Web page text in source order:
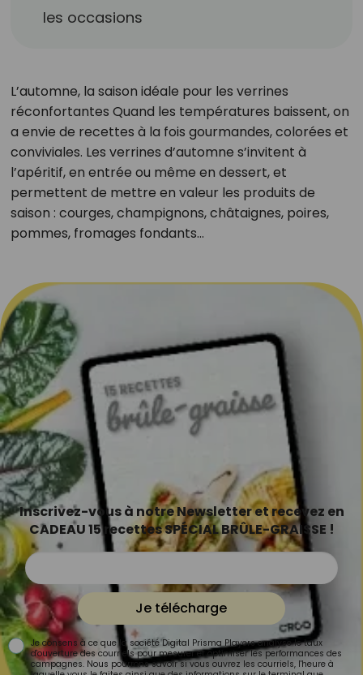
les occasions
L’automne, la saison idéale pour les verrines
réconfortantes Quand les températures baissent, on
a envie de recettes à la fois gourmandes, colorées et
conviviales. Les verrines d’automne s’invitent à
l’apéritif, en entrée ou même en dessert, et
permettent de mettre en valeur les produits de
saison : courges, champignons, châtaignes, poires,
pommes, fromages fondants…
Inscrivez-vous à notre Newsletter et recevez en
CADEAU 15 recettes SPÉCIAL BRÛLE-GRAISSE !
Je télécharge
Je consens à ce que la société Digital Prisma Players analyse le taux
d'ouverture des courriels pour mesurer et optimiser les performances des
campagnes. Nous pourrons savoir si vous ouvrez les courriels, l'heure à